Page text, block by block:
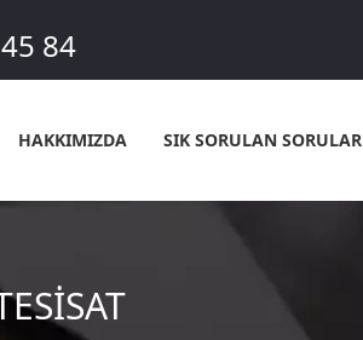
84
HAKKIMIZDA SIK SORULAN SORULAR